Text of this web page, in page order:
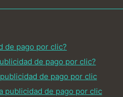
de pago por clic?
de pago por clic?
de pago por clic
publicidad de pago por clic